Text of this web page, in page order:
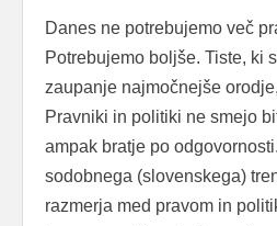
Danes ne potrebujemo več
Potrebujemo boljše. Tiste, ki
zaupanje najmočnejše
Pravniki in politiki ne smejo
ampak bratje po
sodobnega (slovenskega)
razmerja med pravom in